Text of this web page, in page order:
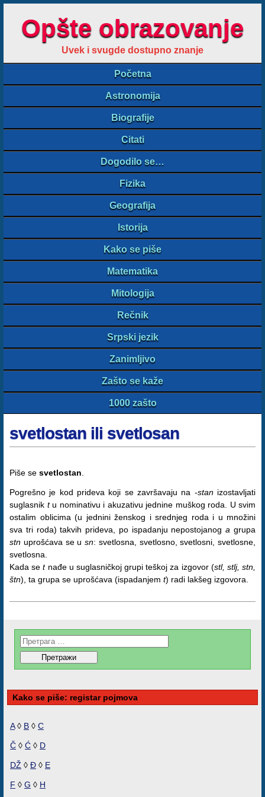
Opšte obrazovanje
Uvek i svugde dostupno znanje
Početna
Astronomija
Biografije
Citati
Dogodilo se…
Fizika
Geografija
Istorija
Kako se piše
Matematika
Mitologija
Rečnik
Srpski jezik
Zanimljivo
Zašto se kaže
1000 zašto
svetlostan ili svetlosan
Piše se svetlostan
Pogrešno je kod prideva koji se završavaju na -stanizostavljati
suglasnik tu nominativu i akuzativu jednine muškog roda. U svim
ostalim oblicima (u jednini ženskog i srednjeg roda i u množini
sva tri roda) takvih prideva, po ispadanju nepostojanoga grupa
stn uprošćava se u sn: svetlosna, svetlosno, svetlosni, svetlosne,
svetlosna.
Kada setnađe u suglasničkoj grupi teškoj za izgovor (stl, stlj, stn,
štn), ta grupa se uprošćava (ispadanjem t) radi lakšeg izgovora.
Kako se piše: registar pojmova
A◊ B ◊ C
Č ◊ Ć ◊ D
DŽ ◊ Đ ◊ E
F ◊ G ◊ H